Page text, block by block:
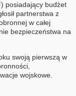
posiadający budżet
partnerstwa z
w całej
bezpieczeństwa na
swoją pierwszą w
wojskowe.